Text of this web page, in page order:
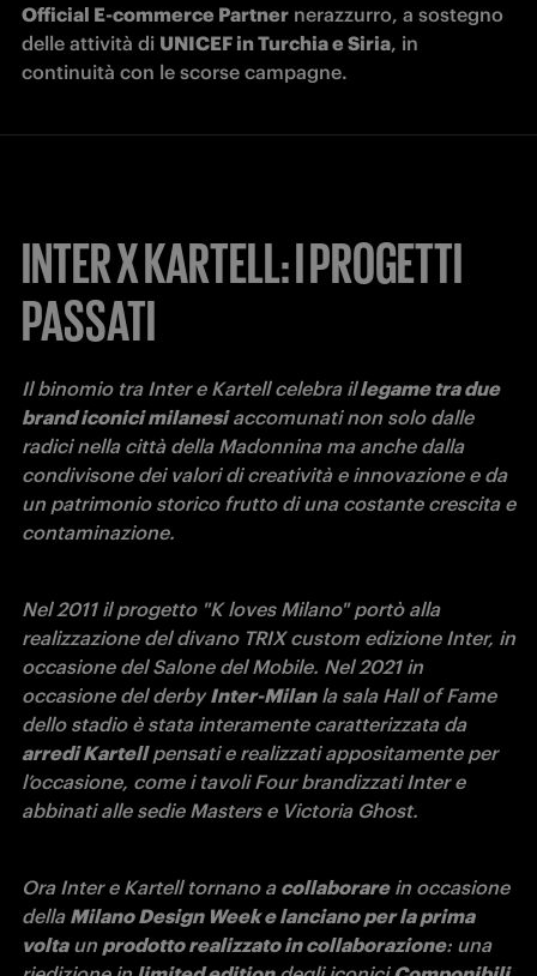
Official E-commerce Partner nerazzurro, a sostegno
delle attività di UNICEF in Turchia e Siria, in
continuità con le scorse campagne.
INTER X KARTELL: I PROGETTI
PASSATI
Il binomio tra Inter e Kartell celebra il legame tra due
brand iconici milanesi accomunati non solo dalle
radici nella città della Madonnina ma anche dalla
condivisone dei valori di creatività e innovazione e da
un patrimonio storico frutto di una costante crescita e
contaminazione.
Nel 2011 il progetto "K loves Milano" portò alla
realizzazione del divano TRIX custom edizione Inter, in
occasione del Salone del Mobile. Nel 2021 in
occasione del derby Inter-Milan la sala Hall of Fame
dello stadio è stata interamente caratterizzata da
arredi Kartell pensati e realizzati appositamente per
l’occasione, come i tavoli Four brandizzati Inter e
abbinati alle sedie Masters e Victoria Ghost.
Ora Inter e Kartell tornano a collaborare in occasione
della Milano Design Week e lanciano per la prima
volta un prodotto realizzato in collaborazione: una